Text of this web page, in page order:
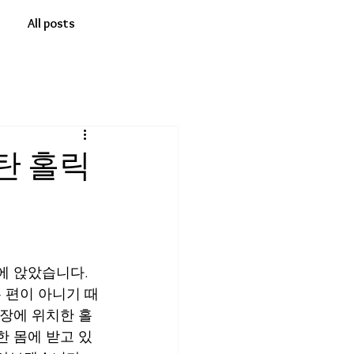
All posts
홀릭
앉았습니다.
이 아니기 때
에 위치한 홀
몸에 받고 있